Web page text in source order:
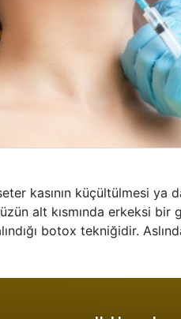
kasının küçültülmesi
alt kısmında erkeksi
botox tekniğidir.